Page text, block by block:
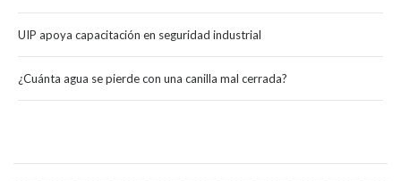
UIP apoya capacitación en seguridad industrial
¿Cuánta agua se pierde con una canilla mal cerrada?